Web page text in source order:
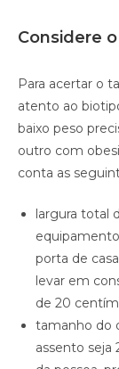
Considere
Para acertar o
atento ao
baixo peso
outro com
conta as
largura total
porta de
levar em
de 20
tamanho do
assento seja